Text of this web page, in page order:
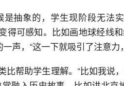
是抽象的，学生现阶段无法
得可感知。比如画地球经线
一声，“这一下就吸引了注意力
比帮助学生理解。“比如我说